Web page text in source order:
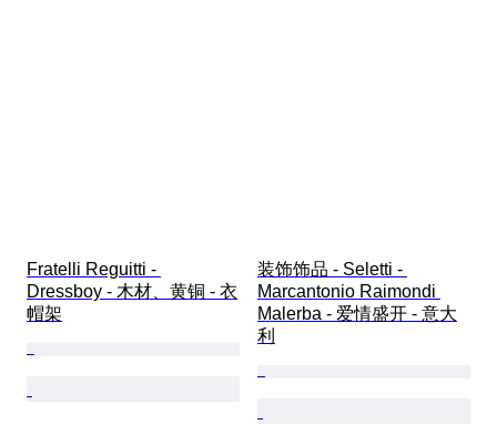
Fratelli Reguitti -
Dressboy - 木材、黄铜 - 衣
帽架
装饰饰品 - Seletti -
Marcantonio Raimondi
Malerba - 爱情盛开 - 意大
利